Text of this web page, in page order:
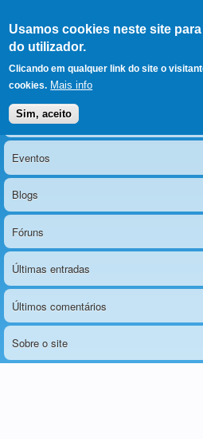
Usamos cookies neste site
do utilizador.
Clicando em qualquer link do site o
cookies. Mais info
Sim, aceito
O portal da visão
Menu principal
Notícias
Eventos
Blogs
Fóruns
Últimas entradas
Últimos comentários
Sobre o site